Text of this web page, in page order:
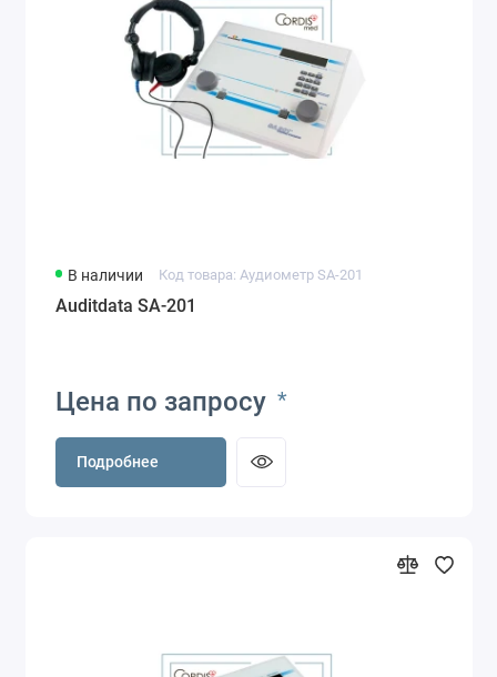
В наличии Код товара: Аудиометр SA-201
Auditdata SA-201
Цена по запросу *
Подробнее